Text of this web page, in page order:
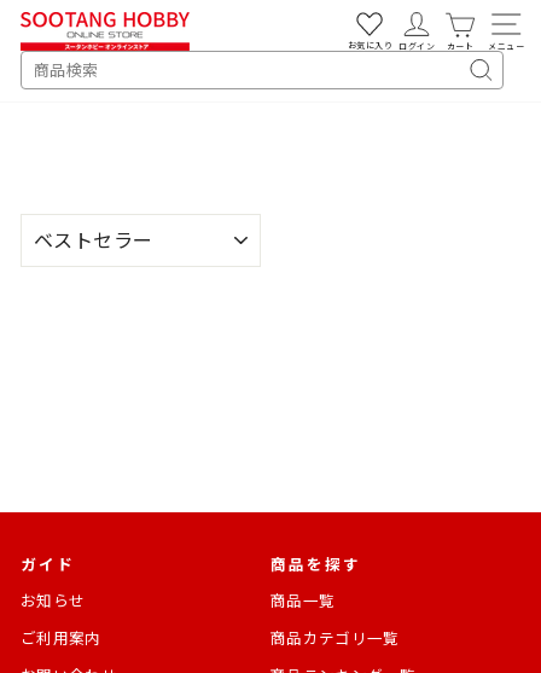
SEARCH
キ
お気に入り ログイン カート メニュー
並
び
ガイド
お知らせ
ご利用案内
商品を探す
商品一覧
商品カテゴリ一覧